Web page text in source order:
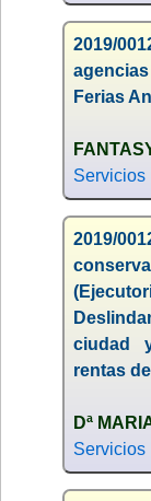
2019/
Ferias
Servicios
2019/
ciudad
rentas
Dª
Servicios